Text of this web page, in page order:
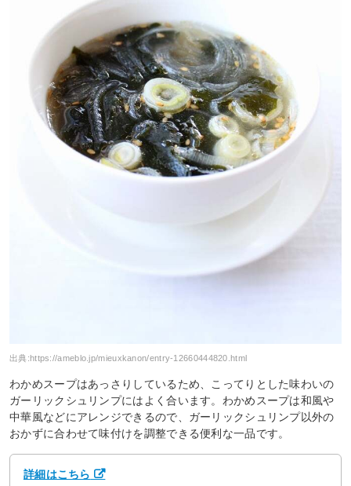
出典:https://ameblo.jp/mieuxkanon/entry-12660444820.html
わかめスープはあっさりしているため、こってりとした味わいの
ガーリックシュリンプにはよく合います。わかめスープは和風や
中華風などにアレンジできるので、ガーリックシュリンプ以外の
おかずに合わせて味付けを調整できる便利な一品です。
詳細はこちら